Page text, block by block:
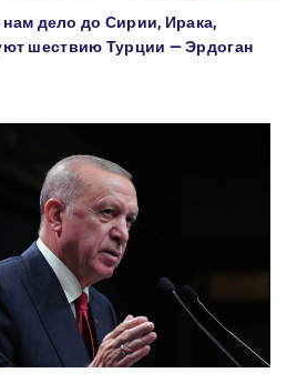
нам дело до Сирии, Ирака,
шествию Турции — Эрдоган